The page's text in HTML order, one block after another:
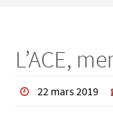
L’ACE,
22 mars 2019